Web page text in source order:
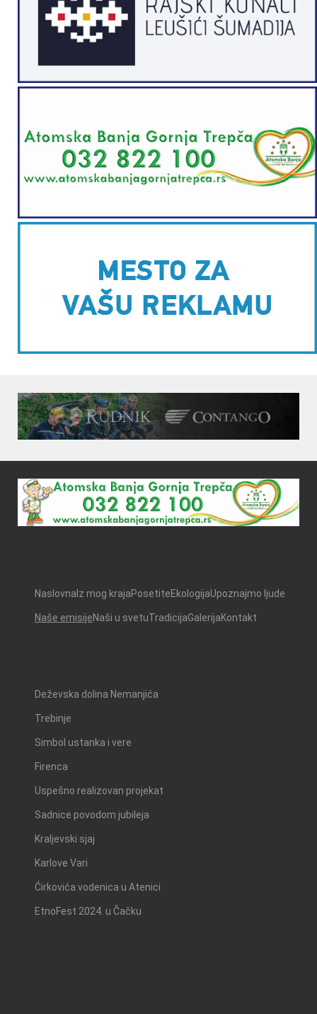
Naslovna Iz mog krajaPosetiteEkologijaUpoznajmo ljude
Naše emisijeNaši u svetuTradicijaGalerijaKontakt
Deževska dolina Nemanjića
Trebinje
Simbol ustanka i vere
Firenca
Uspešno realizovan projekat
Sadnice povodom jubileja
Kraljevski sjaj
Karlove Vari
Ćirkovića vodenica u Atenici
EtnoFest 2024. u Čačku